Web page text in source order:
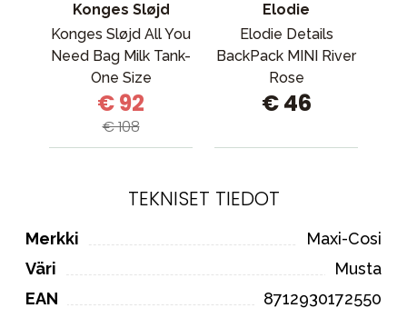
Konges Sløjd
Konges Sløjd All You
Need Bag Milk Tank-
One Size
€ 92
€ 108
Elodie
Elodie Details
BackPack MINI River
Rose
€ 46
TEKNISET TIEDOT
Merkki
Maxi-Cosi
Väri
Musta
EAN
8712930172550